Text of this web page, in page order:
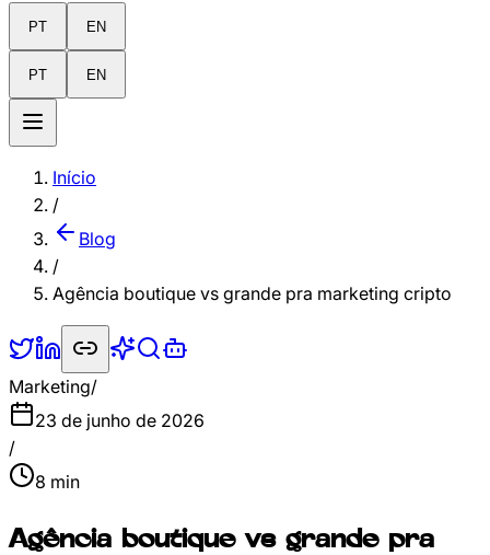
PT EN
PT EN
Início
/
Blog
/
Agência boutique vs grande pra marketing cripto
Marketing/
23 de junho de 2026
/
8 min
Agência boutique vs grande pra